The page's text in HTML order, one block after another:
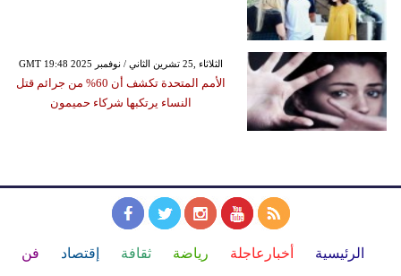
GMT 19:48 2025 الثلاثاء ,25 تشرين الثاني / نوفمبر
الأمم المتحدة تكشف أن 60% من جرائم قتل
النساء يرتكبها شركاء حميمون
الرئيسية أخبارعاجلة رياضة ثقافة إقتصاد فن